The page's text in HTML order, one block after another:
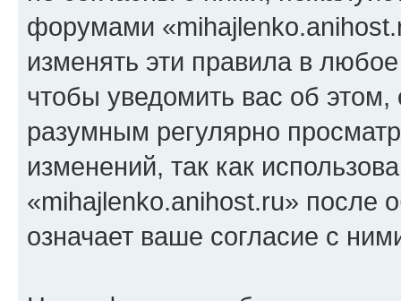
форумами
изменять эти правила в
чтобы уведомить вас об
разумным регулярно
изменений, так как
«mihajlenko.anihost.ru» после
означает ваше согласие с